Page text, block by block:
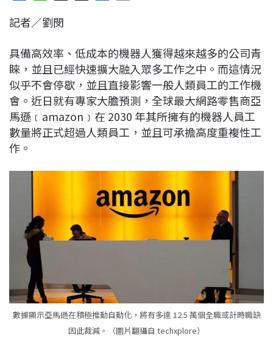
c
b
o
o
k
n
a
d
s
e
d
I
n
L
i
n
k
記者／劉閔
具備高效率、低成本的機器人獲得越來越多的公司青
睞，並且已經快速擴大融入眾多工作之中。而這情況
似乎不會停歇，並且直接影響一般人類員工的工作機
會。近日就有專家大膽預測，全球最大網路零售商亞
馬遜﹝amazon﹞在 2030 年其所擁有的機器人員工
數量將正式超過人類員工，並且可承擔高度重複性工
作。
數據顯示亞馬遜在積極推動自動化，將有多達 12.5 萬個全職或計時職缺
因此裁減。（圖片翻攝自 techxplore）